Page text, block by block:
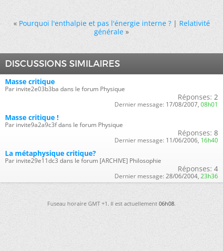
« Pourquoi l'enthalpie et pas l'énergie interne ?|Relativité
générale »
DISCUSSIONS SIMILAIRES
Masse critique
Par invite2e03b3ba dans le forum Physique
Réponses: 2
Dernier message: 17/08/2007, 08h01
Masse critique !
Par invite9a2a9c3f dans le forum Physique
Réponses: 8
Dernier message: 11/06/2006, 16h40
La métaphysique critique?
Par invite29e11dc3 dans le forum [ARCHIVE] Philosophie
Réponses: 4
Dernier message: 28/06/2004, 23h36
Fuseau horaire GMT +1. Il est actuellement06h08.